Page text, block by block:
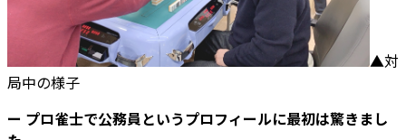
▲対
局中の様子
ー プロ雀士で公務員というプロフィールに最初は驚きまし